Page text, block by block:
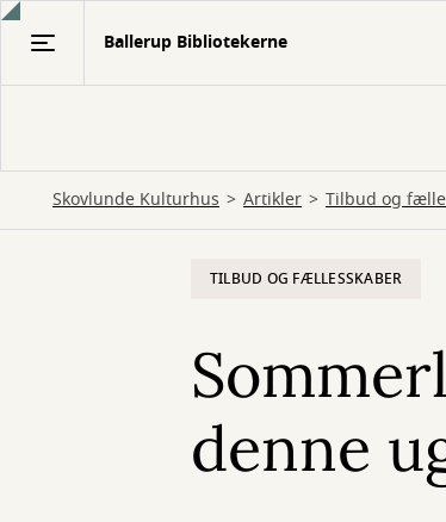
Gå
Ballerup Bibliotekerne
Skovlunde Kulturhus Artikler Tilbud og
TILBUD OG FÆLLESSKABER
denne